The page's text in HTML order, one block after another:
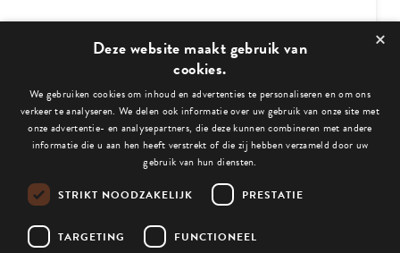
3 /4
Bekijk ook deze blogs:
Niets gevonden.
×
Deze website maakt gebruik van
cookies.
We gebruiken cookies om inhoud en advertenties te personaliseren en om ons
verkeer te analyseren. We delen ook informatie over uw gebruik van onze site met
onze advertentie- en analysepartners, die deze kunnen combineren met andere
informatie die u aan hen heeft verstrekt of die zij hebben verzameld door uw
gebruik van hun diensten.
STRIKT NOODZAKELIJK PRESTATIE
TARGETING FUNCTIONEEL